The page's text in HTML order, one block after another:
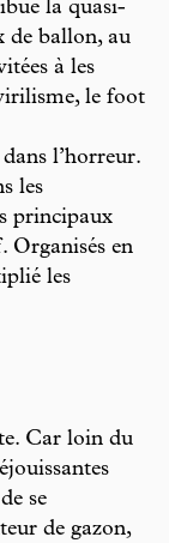
la quasi-
de ballon, au
à les
le foot
l’horreur.
les
principaux
Organisés en
les
Car loin du
se
de gazon,